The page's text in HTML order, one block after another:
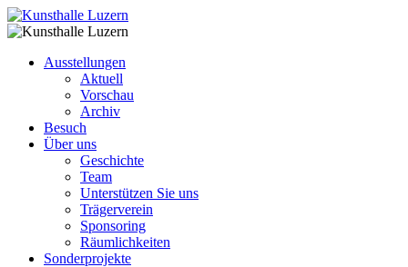
Ausstellungen
Aktuell
Vorschau
Archiv
Besuch
Über uns
Geschichte
Team
Unterstützen Sie uns
Trägerverein
Sponsoring
Räumlichkeiten
Sonderprojekte